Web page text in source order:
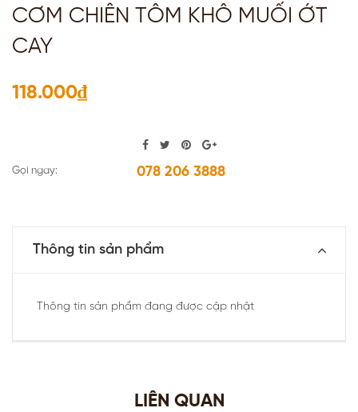
CƠM CHIÊN TÔM KHÔ MUỐI ỚT
CAY
118.000₫
Gọi ngay: 078 206 3888
Thông tin sản phẩm
Thông tin sản phẩm đang được cập nhật
LIÊN QUAN